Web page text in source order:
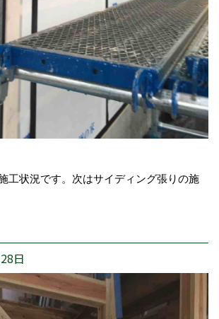
工状況です。次はサイディング張りの施
日